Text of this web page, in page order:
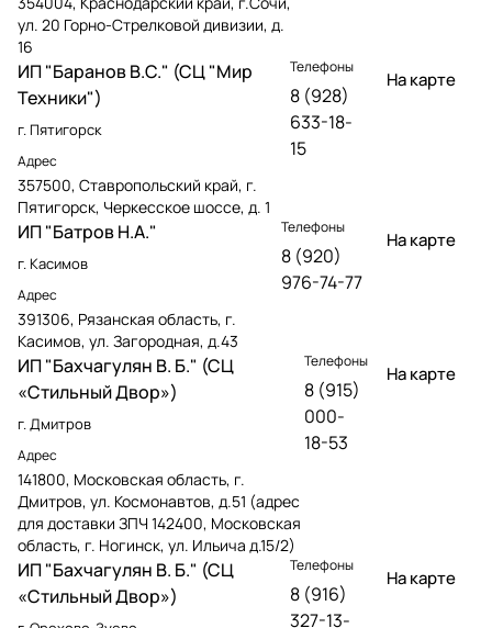
ул. 20 Горно-Стрелковой дивизии, д.
16
ИП "Баранов В.С." (СЦ "Мир
Техники")
г. Пятигорск
Адрес
357500, Ставропольский край, г.
Пятигорск, Черкесское шоссе, д. 1
Телефоны
8 (928)
633-18-
15
На карте
ИП "Батров Н.А."
г. Касимов
Адрес
391306, Рязанская область, г.
Касимов, ул. Загородная, д.43
Телефоны
8 (920)
976-74-77
На карте
ИП "Бахчагулян В. Б." (СЦ
«Стильный Двор»)
г. Дмитров
Адрес
141800, Московская область, г.
Дмитров, ул. Космонавтов, д.51 (адрес
для доставки ЗПЧ 142400, Московская
область, г. Ногинск, ул. Ильича д.15/2)
Телефоны
8 (915)
000-
18-53
На карте
ИП "Бахчагулян В. Б." (СЦ
«Стильный Двор»)
Телефоны
8 (916)
327-13-
На карте